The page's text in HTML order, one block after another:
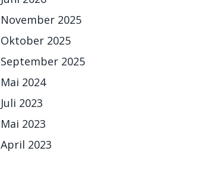
November 2025
Oktober 2025
September 2025
Mai 2024
Juli 2023
Mai 2023
April 2023